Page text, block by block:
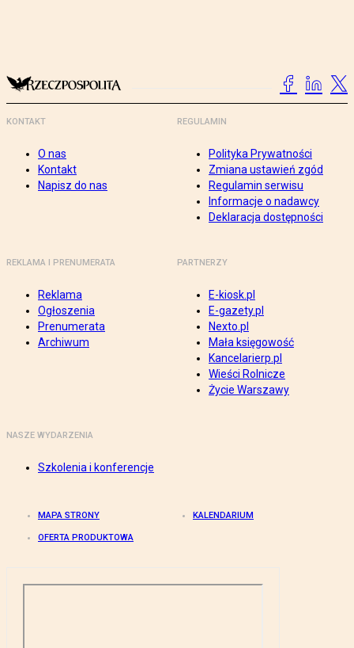
KONTAKT
O nas
Kontakt
Napisz do nas
REGULAMIN
Polityka Prywatności
Zmiana ustawień zgód
Regulamin serwisu
Informacje o nadawcy
Deklaracja dostępności
REKLAMA I PRENUMERATA
Reklama
Ogłoszenia
Prenumerata
Archiwum
PARTNERZY
E-kiosk.pl
E-gazety.pl
Nexto.pl
Mała księgowość
Kancelarierp.pl
Wieści Rolnicze
Życie Warszawy
NASZE WYDARZENIA
Szkolenia i konferencje
MAPA STRONY KALENDARIUM
OFERTA PRODUKTOWA